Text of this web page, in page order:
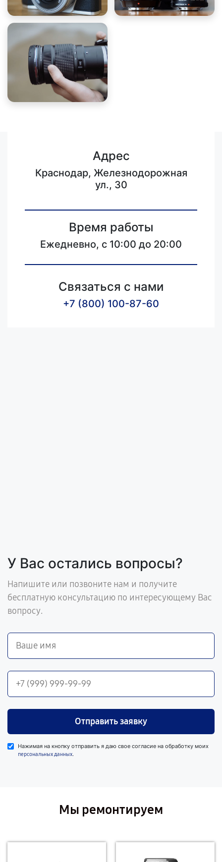
Адрес
Краснодар, Железнодорожная
ул., 30
Время работы
Ежедневно, с 10:00 до 20:00
Связаться с нами
+7 (800) 100-87-60
У Вас остались вопросы?
Напишите или позвоните нам и получите
бесплатную консультацию по интересующему Вас
вопросу.
Отправить заявку
Нажимая на кнопку отправить я даю свое согласие на обработку моих
персональных данных.
Мы ремонтируем